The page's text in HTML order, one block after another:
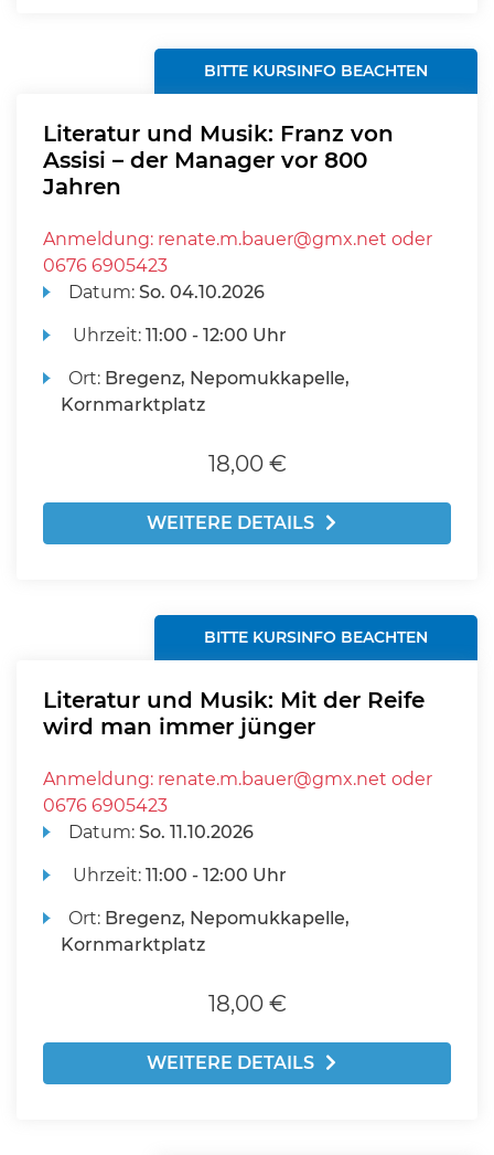
BITTE KURSINFO BEACHTEN
Literatur und Musik: Franz von
Assisi – der Manager vor 800
Jahren
Anmeldung: renate.m.bauer@gmx.net oder
0676 6905423
Datum:So. 04.10.2026
Uhrzeit:11:00 - 12:00 Uhr
Ort: Bregenz, Nepomukkapelle,
Kornmarktplatz
18,00 €
WEITERE DETAILS
BITTE KURSINFO BEACHTEN
Literatur und Musik: Mit der Reife
wird man immer jünger
Anmeldung: renate.m.bauer@gmx.net oder
0676 6905423
Datum:So. 11.10.2026
Uhrzeit:11:00 - 12:00 Uhr
Ort: Bregenz, Nepomukkapelle,
Kornmarktplatz
18,00 €
WEITERE DETAILS